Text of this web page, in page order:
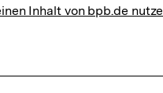
Inhalt von bpb.de